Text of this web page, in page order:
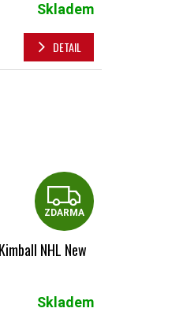
Skladem
DETAIL
ZDARMA
NHL New
Skladem